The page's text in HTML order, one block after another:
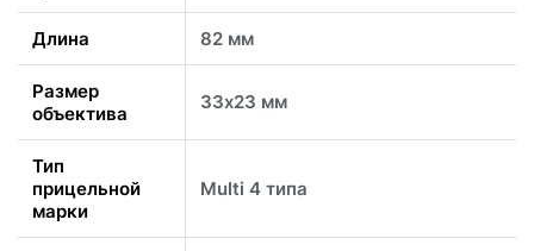
Длина 82 мм
Размер
объектива
33х23 мм
Тип
прицельной
марки
Multi 4 типа